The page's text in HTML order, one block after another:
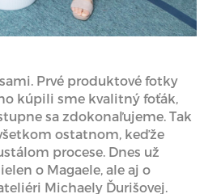
Prvé produktové fotky
kúpili sme kvalitný foťák,
sa zdokonaľujeme. Tak
ostatnom, keďže
procese. Dnes už
o Magaele, ale aj o
Michaely Ďurišovej.